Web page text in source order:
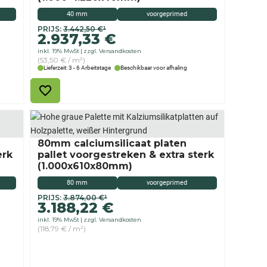
40 mm voorgeprimed
PRIJS:3.442,50€¹
Originele
prijs
was:
€
3.442,50
2.937,33 €
Aktueller
Preis
ist:
2.937,33 €.
inkl. 19% MwSt zzgl. Versandkosten
(53,50 € / m²)
Lieferzeit: 3 - 6 Arbeitstage Beschikbaar voor afhaling
80 mm voorgeprimed
80mm calciumsilicaat platen
pallet voorgestreken & extra sterk
(1.000x610x80mm)
PRIJS:3.874,00€¹
Originele
prijs
was:
€
3.188,22 €
De
huidige
prijs
is:
inkl. 19% MwSt zzgl. Versandkosten
(118,79 € / m²)